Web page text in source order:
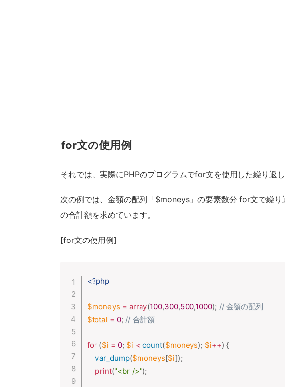
for文の使用例
それでは、実際にPHPのプログラムでfor文を使用した繰り返し
次の例では、金額の配列「$moneys」の要素数分 for文で繰
の合計額を求めています。
[for文の使用例]
<?php
$moneys = array(100,300,500,1000); // 金額の配列
$total = 0; // 合計額
for ($i = 0; $i < count($moneys); $i++) {
var_dump($moneys[$i]);
print("<br />");